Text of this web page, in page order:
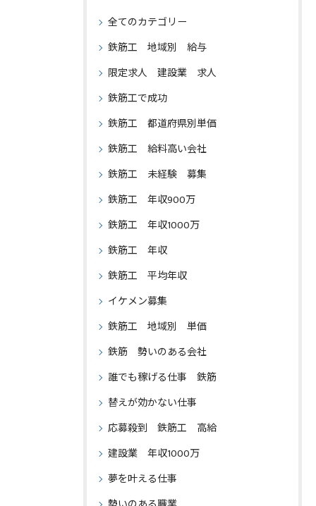
全てのカテゴリー
鉄筋工 地域別 給与
限定求人 建設業 求人
鉄筋工で成功
鉄筋工 都道府県別単価
鉄筋工 給料高い会社
鉄筋工 未経験 募集
鉄筋工 年収900万
鉄筋工 年収1000万
鉄筋工 年収
鉄筋工 平均年収
イケメン募集
鉄筋工 地域別 単価
鉄筋 勢いのある会社
誰でも稼げる仕事 鉄筋
替えが効かない仕事
応募殺到 鉄筋工 高給
建設業 年収1000万
夢を叶える仕事